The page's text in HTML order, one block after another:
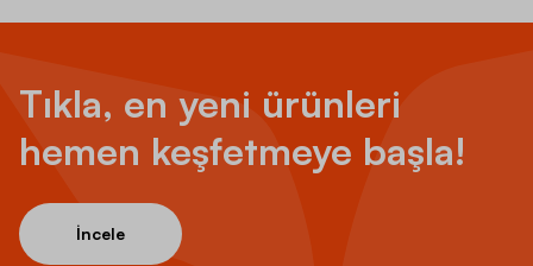
Tıkla, en yeni ürünleri
hemen keşfetmeye başla!
İncele